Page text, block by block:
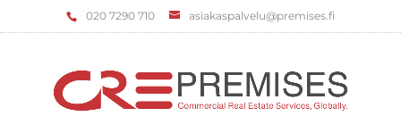
‌020 7290 710 asiakaspalvelu@premises.fi